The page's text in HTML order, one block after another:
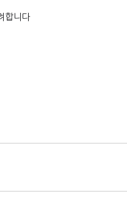
합니다